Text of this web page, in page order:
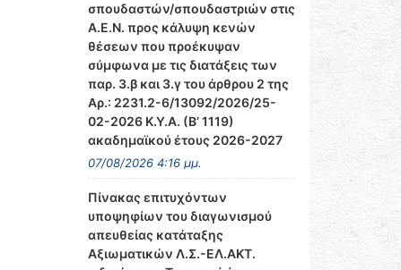
σπουδαστών/σπουδαστριών στις
Α.Ε.Ν. προς κάλυψη κενών
θέσεων που προέκυψαν
σύμφωνα με τις διατάξεις των
παρ. 3.β και 3.γ του άρθρου 2 της
Αρ.: 2231.2-6/13092/2026/25-
02-2026 Κ.Υ.Α. (Β’ 1119)
ακαδημαϊκού έτους 2026-2027
07/08/2026 4:16 μμ.
Πίνακας επιτυχόντων
υποψηφίων του διαγωνισμού
απευθείας κατάταξης
Αξιωματικών Λ.Σ.-ΕΛ.ΑΚΤ.